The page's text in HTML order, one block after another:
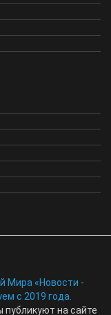
Мира «Новости -
с 2019 года.
на сайте